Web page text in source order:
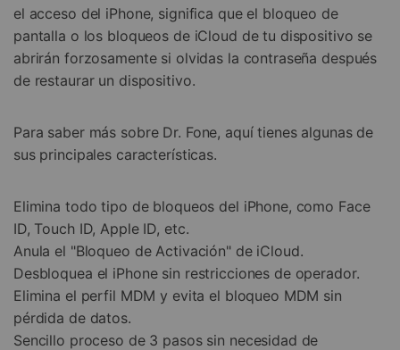
el acceso del iPhone, significa que el bloqueo de
pantalla o los bloqueos de iCloud de tu dispositivo se
abrirán forzosamente si olvidas la contraseña después
de restaurar un dispositivo.
Para saber más sobre Dr. Fone, aquí tienes algunas de
sus principales características.
Elimina todo tipo de bloqueos del iPhone, como Face
ID, Touch ID, Apple ID, etc.
Anula el "Bloqueo de Activación" de iCloud.
Desbloquea el iPhone sin restricciones de operador.
Elimina el perfil MDM y evita el bloqueo MDM sin
pérdida de datos.
Sencillo proceso de 3 pasos sin necesidad de